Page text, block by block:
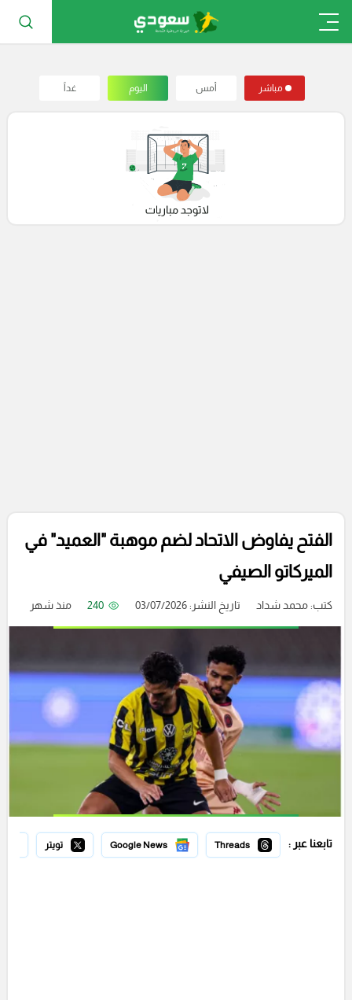
مباشر أمس اليوم غداً
الفتح يفاوض الاتحاد لضم موهبة "العميد" في
الميركاتو الصيفي
كتب:محمد شداد تاريخ النشر: 03/07/2026 240 منذ شهر
تابعنا عبر : Threads
Google News تويتر